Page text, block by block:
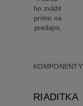
ho zvážit
prímo na
predajni,
KOMPONENTY
RIADITKA